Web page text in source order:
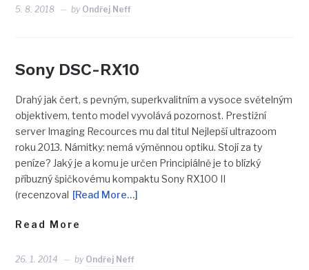
5. 8. 2018 by Ondřej Neff
Sony DSC-RX10
Drahý jak čert, s pevným, superkvalitním a vysoce světelným
objektivem, tento model vyvolává pozornost. Prestižní
server Imaging Recources mu dal titul Nejlepší ultrazoom
roku 2013. Námitky: nemá výměnnou optiku. Stojí za ty
peníze? Jaký je a komu je určen Principiálně je to blízký
příbuzný špičkovému kompaktu Sony RX100 II
(recenzoval [Read More…]
Read More
26. 1. 2014 by Ondřej Neff